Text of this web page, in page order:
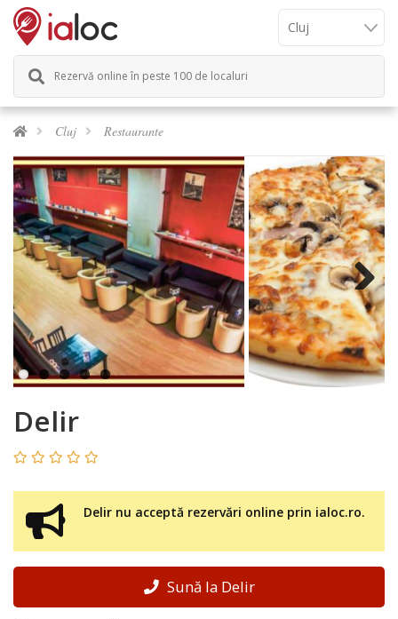
Rezervă online în peste 100 de localuri
Cluj Restaurante
Next
Delir
Delir nu acceptă rezervări online prin ialoc.ro.
Sună la Delir